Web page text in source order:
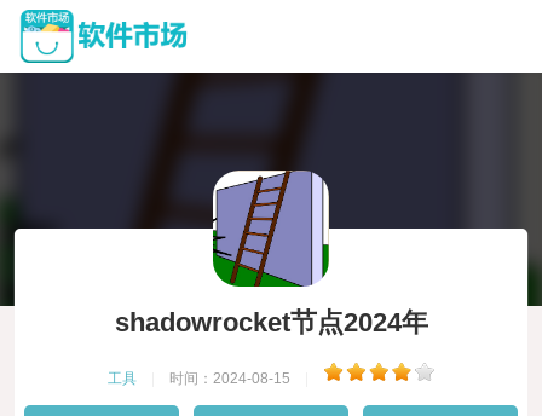
shadowrocket节点2024年
工具 时间：2024-08-15